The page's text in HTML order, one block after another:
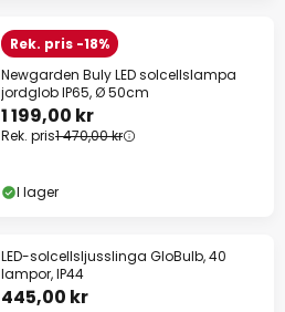
Rek. pris -18%
Newgarden Buly LED solcellslampa
jordglob IP65, Ø 50cm
1 199,00 kr
Rek. pris1 470,00 kr
I lager
LED-solcellsljusslinga GloBulb, 40
lampor, IP44
445,00 kr